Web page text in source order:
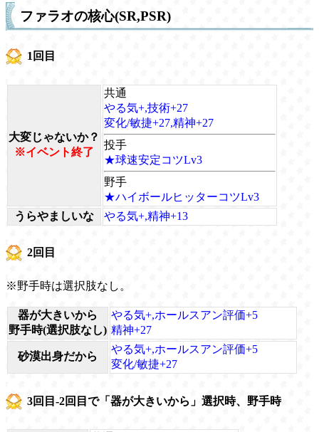
ファラオの核心(SR,PSR)
1回目
大変じゃないか？
※イベント終了
共通
やる気+,技術+27
変化/敏捷+27,精神+27
投手
★球速安定コツLv3
野手
★ハイボールヒッターコツLv3
うらやましいな
やる気+,精神+13
2回目
※野手時は選択肢なし。
器が大きいから
野手時(選択肢なし)
やる気+,ホールスアン評価+5
精神+27
砂漠出身だから
やる気+,ホールスアン評価+5
変化/敏捷+27
3回目-2回目で「器が大きいから」選択時、野手時